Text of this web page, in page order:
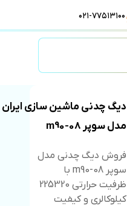
۰۲۱-۷۷۵۱۳۱۰۰
دیگ چدنی ماشین سازی ایران
مدل سوپر m90-08
فروش دیگ چدنی مدل
سوپر m90-08 با
ظرفیت حرارتی 225320
کیلوکالری و کیفیت